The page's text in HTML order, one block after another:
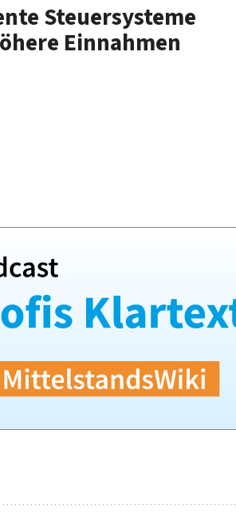
Steuersysteme
Einnahmen